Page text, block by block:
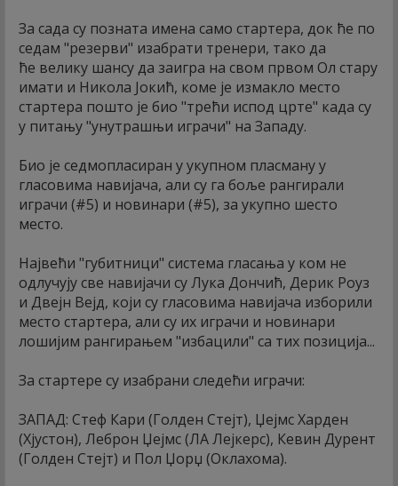
За сада су позната имена само стартера, док ће по
седам "резерви" изабрати тренери, тако да
ће велику шансу да заигра на свом првом Ол стару
имати и Никола Јокић, коме је измакло место
стартера пошто је био "трећи испод црте" када су
у питању "унутрашњи играчи" на Западу.
Био је седмопласиран у укупном пласману у
гласовима навијача, али су га боље рангирали
играчи (#5) и новинари (#5), за укупно шесто
место.
Највећи "губитници" система гласања у ком не
одлучују све навијачи су Лука Дончић, Дерик Роуз
и Двејн Вејд, који су гласовима навијача изборили
место стартера, али су их играчи и новинари
лошијим рангирањем "избацили" са тих позиција...
За стартере су изабрани следећи играчи:
ЗАПАД: Стеф Кари (Голден Стејт), Џејмс Харден
(Хјустон), Леброн Џејмс (ЛА Лејкерс), Кевин Дурент
(Голден Стејт) и Пол Џорџ (Оклахома).